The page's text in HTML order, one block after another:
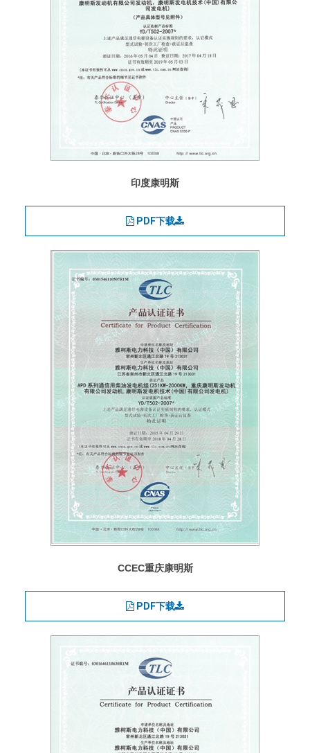
印度康明斯
PDF下载
CCEC重庆康明斯
PDF下载